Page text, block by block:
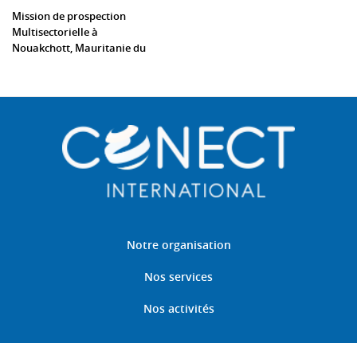
Mission de prospection
Multisectorielle à
Nouakchott, Mauritanie du
Notre organisation
Nos services
Nos activités